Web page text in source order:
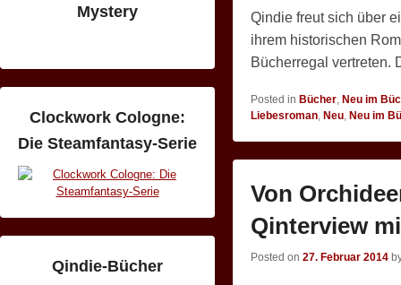
Qindie freut sich über
ihrem historischen
Bücherregal vertreten.
Posted in Bücher Neu im
Liebesroman Neu Neu im
Von
Qinterview
Posted on 27. Februar 2014
Mystery
Clockwork Cologne:
Die Steamfantasy-Serie
Qindie-Bücher